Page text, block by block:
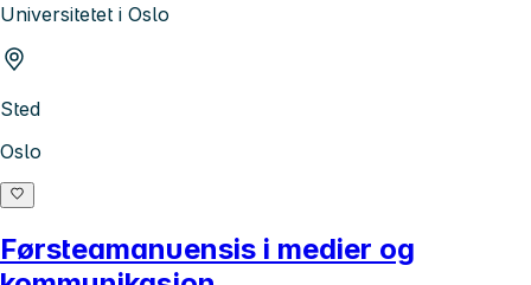
Universitetet i Oslo
Sted
Oslo
Førsteamanuensis i medier og